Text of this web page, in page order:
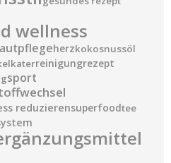
wellness
herzkokosnussöl
reinigungrezept
sport
reduzierensuperfoodtee